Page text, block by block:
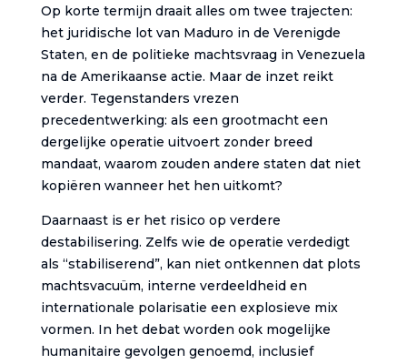
Op korte termijn draait alles om twee trajecten:
het juridische lot van Maduro in de Verenigde
Staten, en de politieke machtsvraag in Venezuela
na de Amerikaanse actie. Maar de inzet reikt
verder. Tegenstanders vrezen
precedentwerking: als een grootmacht een
dergelijke operatie uitvoert zonder breed
mandaat, waarom zouden andere staten dat niet
kopiëren wanneer het hen uitkomt?
Daarnaast is er het risico op verdere
destabilisering. Zelfs wie de operatie verdedigt
als “stabiliserend”, kan niet ontkennen dat plots
machtsvacuüm, interne verdeeldheid en
internationale polarisatie een explosieve mix
vormen. In het debat worden ook mogelijke
humanitaire gevolgen genoemd, inclusief